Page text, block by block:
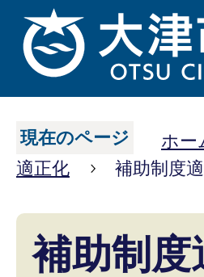
現在のページ ホー
適正化
補助制度
補助制度